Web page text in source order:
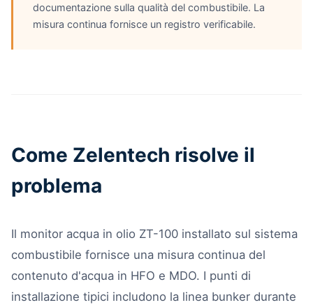
documentazione sulla qualità del combustibile. La
misura continua fornisce un registro verificabile.
Come Zelentech risolve il
problema
Il monitor acqua in olio ZT-100 installato sul sistema
combustibile fornisce una misura continua del
contenuto d'acqua in HFO e MDO. I punti di
installazione tipici includono la linea bunker durante